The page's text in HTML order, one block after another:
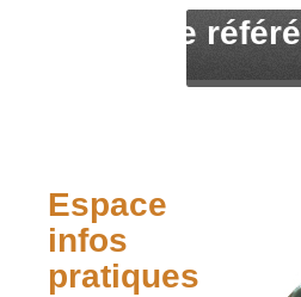
Fiche de référé
Espace
infos
pratiques